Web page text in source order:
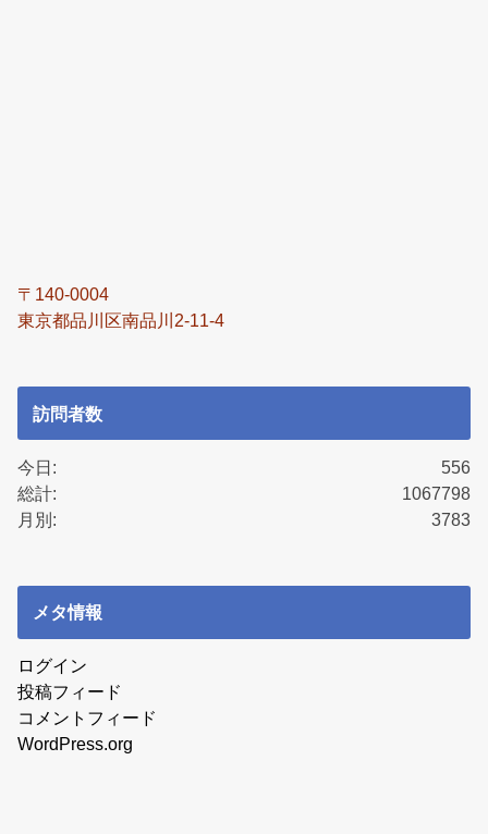
〒140-0004
東京都品川区南品川2-11-4
訪問者数
556
今日:
1067798
総計:
3783
月別:
メタ情報
ログイン
投稿フィード
コメントフィード
WordPress.org